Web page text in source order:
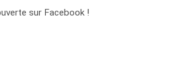
sur Facebook !